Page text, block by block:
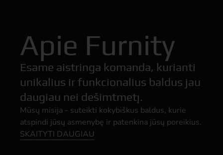
Apie Furnity
Esame aistringa komanda, kurianti
unikalius ir funkcionalius baldus jau
daugiau nei dešimtmetį.
Mūsų misija - suteikti kokybiškus baldus, kurie
atspindi jūsų asmenybę ir patenkina jūsų poreikius.
SKAITYTI DAUGIAU